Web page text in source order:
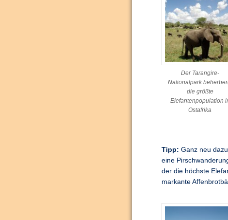
Der Tarangire-
Nationalpark
die größte
Elefantenpopulation
Ostafrika
Tipp: Ganz neu
eine
der die höchste
markante